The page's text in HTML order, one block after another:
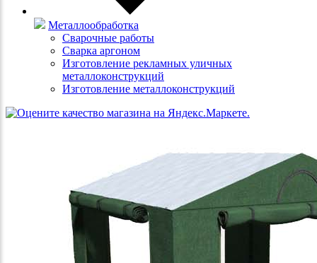
Металлообработка
Сварочные работы
Сварка аргоном
Изготовление рекламных уличных
металлоконструкций
Изготовление металлоконструкций